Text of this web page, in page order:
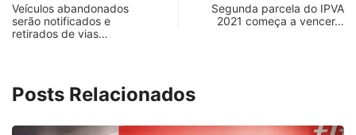
Veículos abandonados
serão notificados e
retirados de vias…
Segunda parcela do IPVA
2021 começa a vencer…
Posts Relacionados